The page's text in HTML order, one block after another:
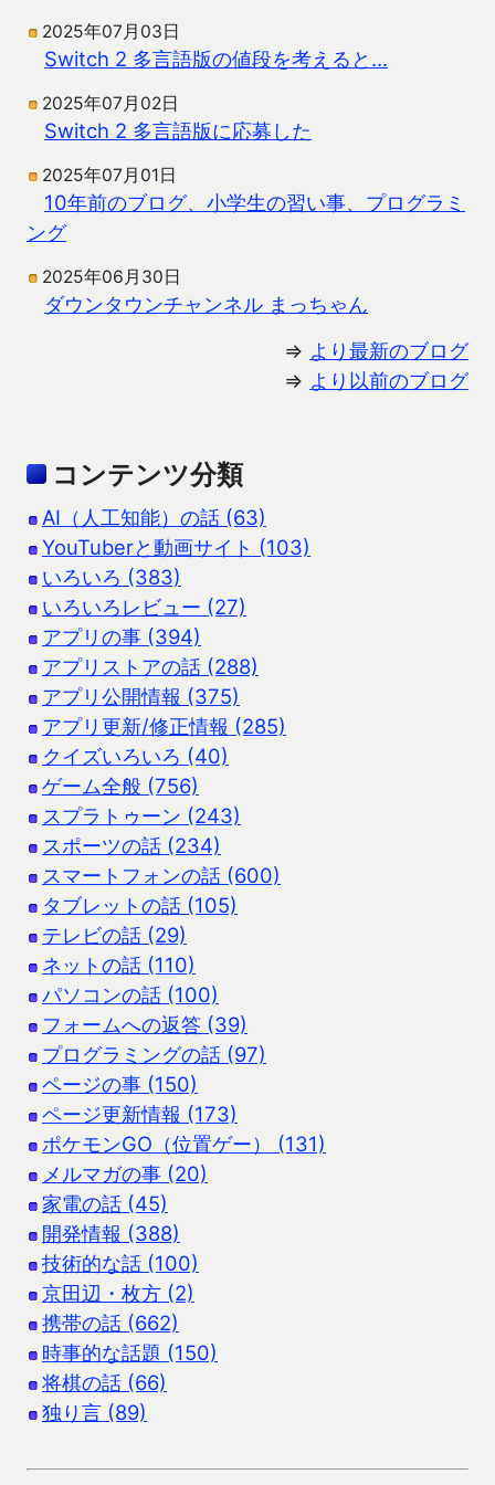
2025年07月03日
Switch 2 多言語版の値段を考えると…
2025年07月02日
Switch 2 多言語版に応募した
2025年07月01日
10年前のブログ、小学生の習い事、プログラミ
ング
2025年06月30日
ダウンタウンチャンネル まっちゃん
⇒ より最新のブログ
⇒ より以前のブログ
コンテンツ分類
AI（人工知能）の話 (63)
YouTuberと動画サイト (103)
いろいろ (383)
いろいろレビュー (27)
アプリの事 (394)
アプリストアの話 (288)
アプリ公開情報 (375)
アプリ更新/修正情報 (285)
クイズいろいろ (40)
ゲーム全般 (756)
スプラトゥーン (243)
スポーツの話 (234)
スマートフォンの話 (600)
タブレットの話 (105)
テレビの話 (29)
ネットの話 (110)
パソコンの話 (100)
フォームへの返答 (39)
プログラミングの話 (97)
ページの事 (150)
ページ更新情報 (173)
ポケモンGO（位置ゲー） (131)
メルマガの事 (20)
家電の話 (45)
開発情報 (388)
技術的な話 (100)
京田辺・枚方 (2)
携帯の話 (662)
時事的な話題 (150)
将棋の話 (66)
独り言 (89)